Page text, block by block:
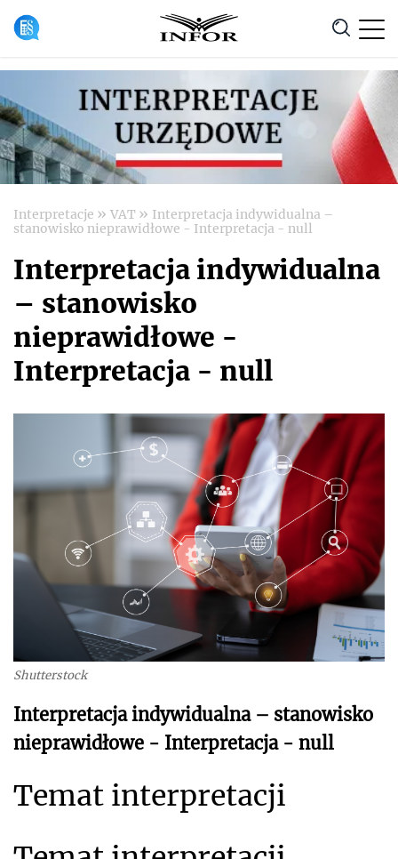
Anuluj
Interpretacje » VAT » Interpretacja indywidualna –
stanowisko nieprawidłowe - Interpretacja - null
Interpretacja indywidualna
– stanowisko
nieprawidłowe -
Interpretacja - null
Shutterstock
Interpretacja indywidualna – stanowisko
nieprawidłowe - Interpretacja - null
Temat interpretacji